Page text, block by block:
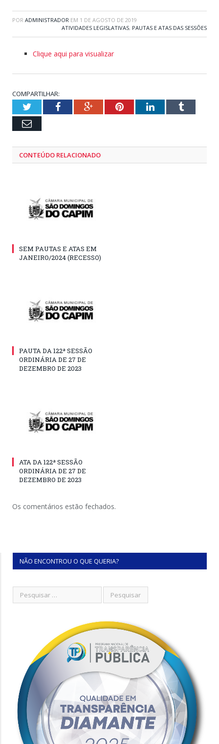
POR ADMINISTRADOR EM 1 DE AGOSTO DE 2019
ATIVIDADES LEGISLATIVAS, PAUTAS E ATAS DAS SESSÕES
Clique aqui para visualizar
COMPARTILHAR:
TwitterFacebookGoogle+PinterestLinkedInTumblr
Email
CONTEÚDO RELACIONADO
SEM PAUTAS E ATAS EM
JANEIRO/2024 (RECESSO)
PAUTA DA 122ª SESSÃO
ORDINÁRIA DE 27 DE
DEZEMBRO DE 2023
ATA DA 122ª SESSÃO
ORDINÁRIA DE 27 DE
DEZEMBRO DE 2023
Os comentários estão fechados.
NÃO ENCONTROU O QUE QUERIA?